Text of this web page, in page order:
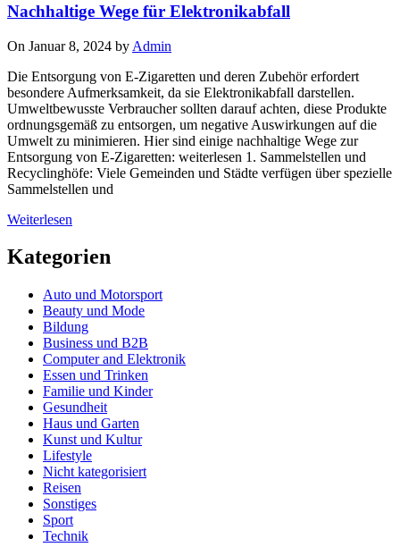
Nachhaltige Wege für Elektronikabfall
On Januar 8, 2024 by Admin
Die Entsorgung von E-Zigaretten und deren Zubehör erfordert
besondere Aufmerksamkeit, da sie Elektronikabfall darstellen.
Umweltbewusste Verbraucher sollten darauf achten, diese Produkte
ordnungsgemäß zu entsorgen, um negative Auswirkungen auf die
Umwelt zu minimieren. Hier sind einige nachhaltige Wege zur
Entsorgung von E-Zigaretten: weiterlesen 1. Sammelstellen und
Recyclinghöfe: Viele Gemeinden und Städte verfügen über spezielle
Sammelstellen und
Weiterlesen
Kategorien
Auto und Motorsport
Beauty und Mode
Bildung
Business und B2B
Computer and Elektronik
Essen und Trinken
Familie und Kinder
Gesundheit
Haus und Garten
Kunst und Kultur
Lifestyle
Nicht kategorisiert
Reisen
Sonstiges
Sport
Technik